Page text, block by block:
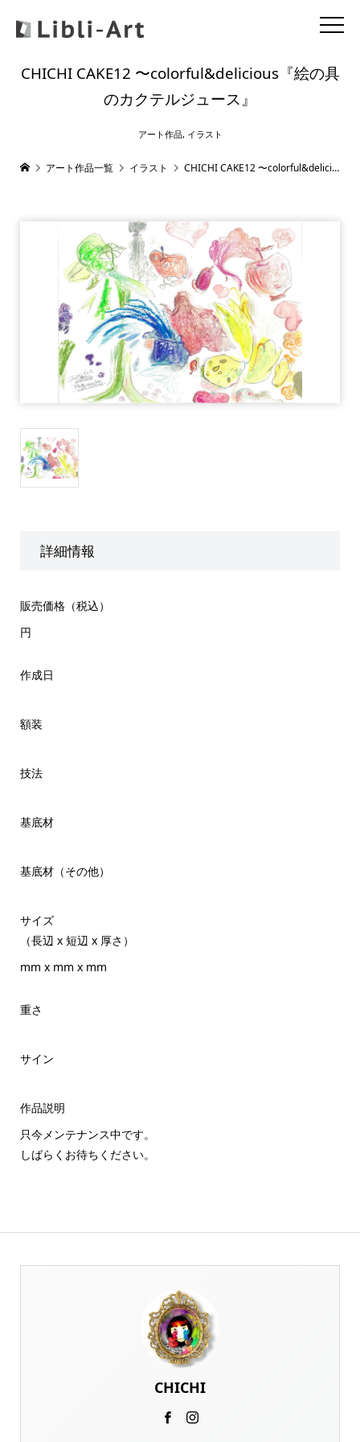
CHICHI CAKE12 〜colorful&delicious『絵の具
のカクテルジュース』
アート作品, イラスト
アート作品一覧 イラスト CHICHI CAKE12 〜colorful&delicious『絵の具のカクテルジュース』
詳細情報
販売価格（税込）
円
作成日
額装
技法
基底材
基底材（その他）
サイズ
（長辺 x 短辺 x 厚さ）
mm x mm x mm
重さ
サイン
作品説明
只今メンテナンス中です。
しばらくお待ちください。
CHICHI